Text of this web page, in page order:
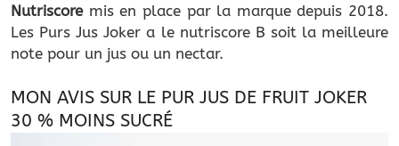
Nutriscoremis en place par la marque depuis 2018.
Les Purs Jus Joker a le nutriscore B soit la meilleure
note pour un jus ou un nectar.
MON AVIS SUR LE PUR JUS DE FRUIT JOKER
30 % MOINS SUCRÉ